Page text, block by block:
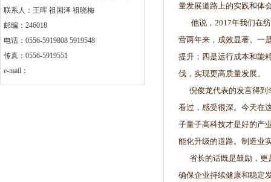
联系人：王晖 祖国泽 祖晓梅
邮编：246018
电话：0556-5919808 5919548
传真：0556-5919551
e-mail：
量发展道路上的实践和体
他说，2017年我们在纺
营两年来，成效显著。一
提升；四是运行成本和能
伐，实现更高质量发展。
倪俊龙代表的发言得到
看过，感受很深。今天在
子量子高科技才是好的产
能化升级的道路。制造业
省长的话既是鼓励，更
确保企业持续健康和稳定